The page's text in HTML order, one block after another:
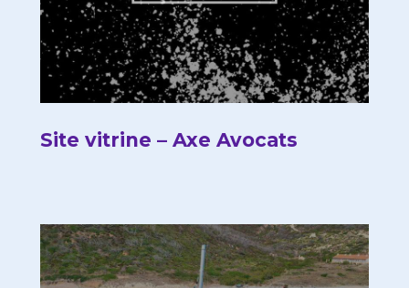
Site vitrine – Axe Avocats